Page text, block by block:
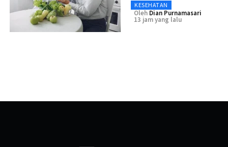
KESEHATAN
Oleh Dian Purnamasari
13 jam yang lalu